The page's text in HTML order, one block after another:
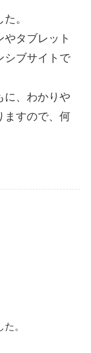
。
タブレット
シブサイトで
に、わかりや
ますので、何
。